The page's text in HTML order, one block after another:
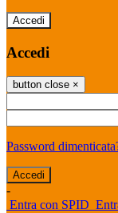
Accedi
Accedi
button close ×
Password
-
Entra con SPID